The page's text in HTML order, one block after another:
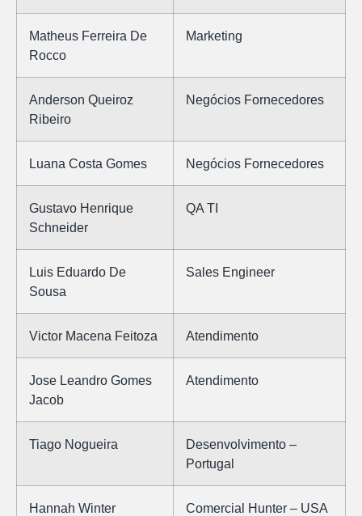
Matheus Ferreira De
Rocco
Marketing
Anderson Queiroz
Ribeiro
Negócios Fornecedores
Luana Costa Gomes Negócios Fornecedores
Gustavo Henrique
Schneider
QA TI
Luis Eduardo De
Sousa
Sales Engineer
Victor Macena Feitoza Atendimento
Jose Leandro Gomes
Jacob
Atendimento
Tiago Nogueira
Desenvolvimento –
Portugal
Hannah Winter Comercial Hunter – USA